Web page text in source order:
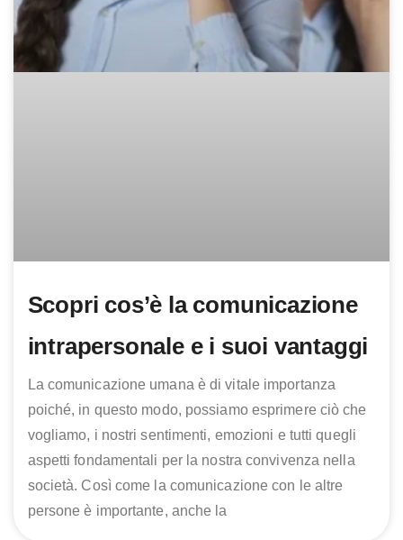
Scopri cos’è la comunicazione
intrapersonale e i suoi vantaggi
La comunicazione umana è di vitale importanza
poiché, in questo modo, possiamo esprimere ciò che
vogliamo, i nostri sentimenti, emozioni e tutti quegli
aspetti fondamentali per la nostra convivenza nella
società. Così come la comunicazione con le altre
persone è importante, anche la